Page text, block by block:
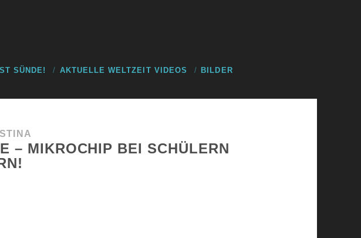
SÜNDE! AKTUELLE WELTZEIT VIDEOS BILDER
– MIKROCHIP BEI SCHÜLERN